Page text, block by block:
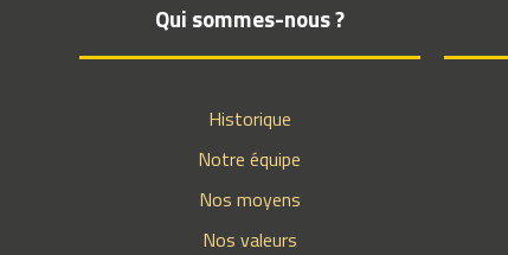
Qui sommes-nous ?
Historique
Notre équipe
Nos moyens
Nos valeurs